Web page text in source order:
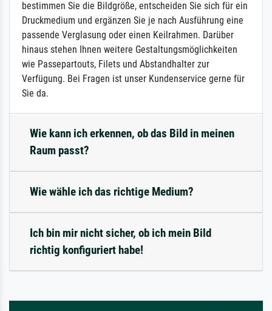
bestimmen Sie die Bildgröße, entscheiden Sie sich für ein
Druckmedium und ergänzen Sie je nach Ausführung eine
passende Verglasung oder einen Keilrahmen. Darüber
hinaus stehen Ihnen weitere Gestaltungsmöglichkeiten
wie Passepartouts, Filets und Abstandhalter zur
Verfügung. Bei Fragen ist unser Kundenservice gerne für
Sie da.
Wie kann ich erkennen, ob das Bild in meinen
Raum passt?
Wie wähle ich das richtige Medium?
Ich bin mir nicht sicher, ob ich mein Bild
richtig konfiguriert habe!